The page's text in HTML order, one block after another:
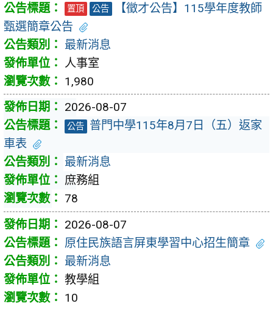
置頂 公告
【徵才公告】115學年度教師
甄選簡章公告
最新消息
人事室
1,980
2026-08-07
公告 普門中學115年8月7日（五）返家
車表
最新消息
庶務組
78
2026-08-07
原住民族語言屏東學習中心招生簡章
最新消息
教學組
10